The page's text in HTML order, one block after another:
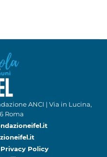
ANCI | Via in Lucina,
Roma
Privacy Policy